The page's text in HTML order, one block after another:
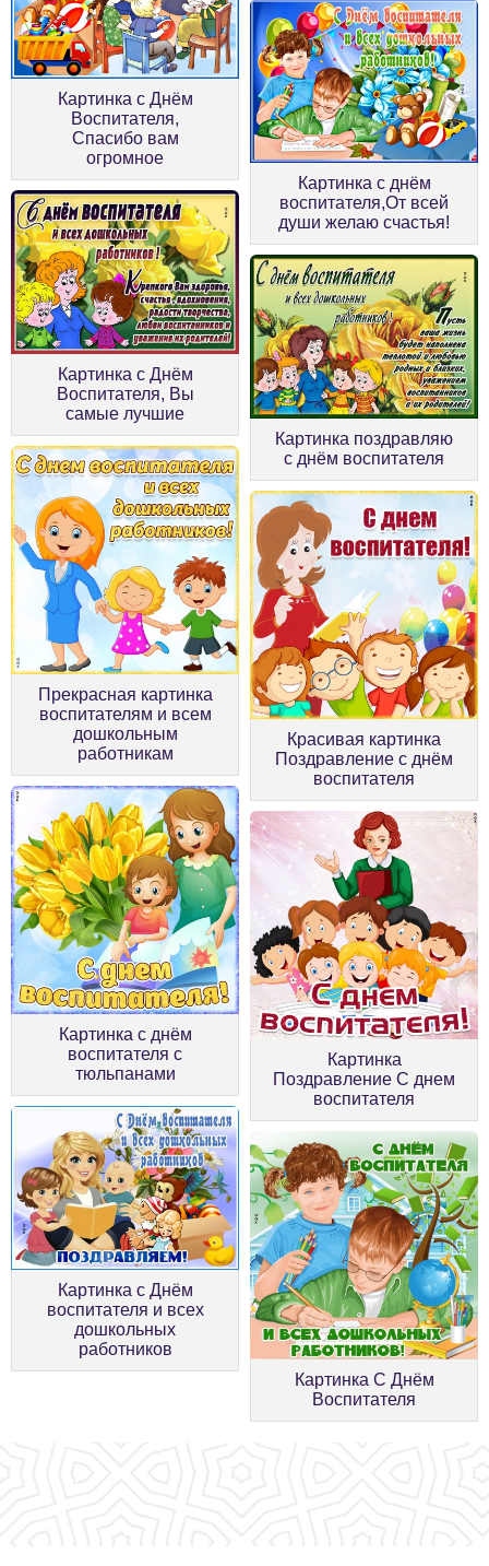
Картинка с Днём
Воспитателя,
Спасибо вам
огромное
Картинка с днём
воспитателя,От всей
души желаю счастья!
Картинка с Днём
Воспитателя, Вы
самые лучшие
Картинка поздравляю
с днём воспитателя
Прекрасная картинка
воспитателям и всем
дошкольным
работникам
Красивая картинка
Поздравление с днём
воспитателя
Картинка с днём
воспитателя с
тюльпанами
Картинка
Поздравление С днем
воспитателя
Картинка с Днём
воспитателя и всех
дошкольных
работников
Картинка С Днём
Воспитателя